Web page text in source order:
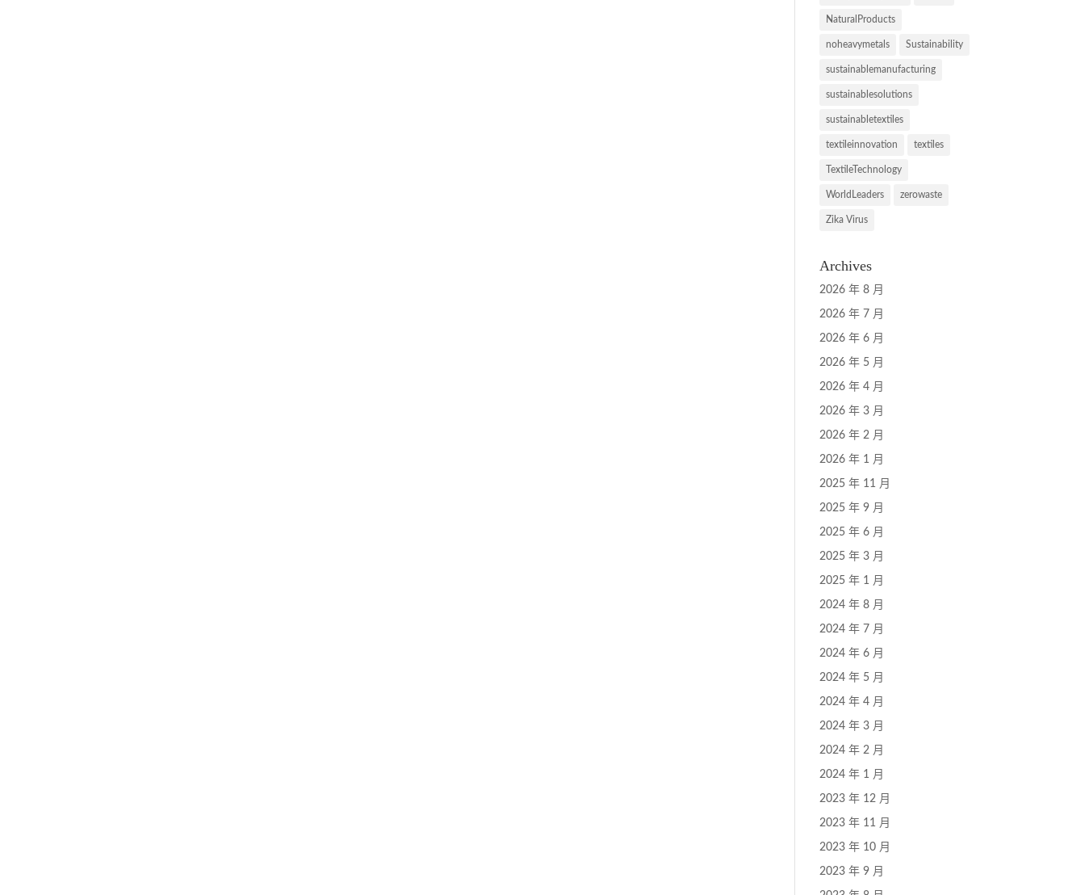
NaturalProducts
noheavymetals Sustainability
sustainablemanufacturing
sustainablesolutions
sustainabletextiles
textileinnovation textiles
TextileTechnology
WorldLeaders zerowaste
Zika Virus
Archives
2026 年 8 月
2026 年 7 月
2026 年 6 月
2026 年 5 月
2026 年 4 月
2026 年 3 月
2026 年 2 月
2026 年 1 月
2025 年 11 月
2025 年 9 月
2025 年 6 月
2025 年 3 月
2025 年 1 月
2024 年 8 月
2024 年 7 月
2024 年 6 月
2024 年 5 月
2024 年 4 月
2024 年 3 月
2024 年 2 月
2024 年 1 月
2023 年 12 月
2023 年 11 月
2023 年 10 月
2023 年 9 月